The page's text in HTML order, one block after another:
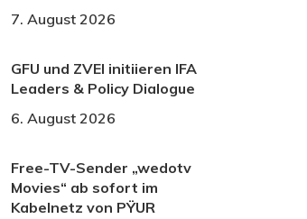
7. August 2026
GFU und ZVEI initiieren IFA
Leaders & Policy Dialogue
6. August 2026
Free-TV-Sender „wedotv
Movies“ ab sofort im
Kabelnetz von PŸUR